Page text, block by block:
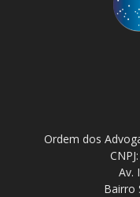
Ordem dos
Av.
Bairro